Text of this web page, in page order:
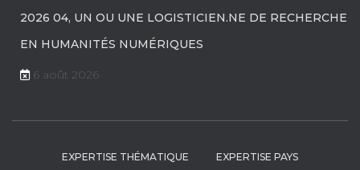
2026 04, UN OU UNE LOGISTICIEN.NE DE RECHERCHE
EN HUMANITÉS NUMÉRIQUES
6 août 2026
EXPERTISE THÉMATIQUE EXPERTISE PAYS